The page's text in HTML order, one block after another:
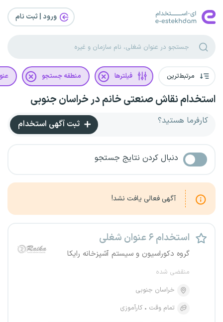
ورود | ثبت‌ نام
مرتبط‌ترین فیلترها منطقه جستجو
استخدام نقاش صنعتی خانم در خراسان جنوبی
کارفرما هستید؟ ثبت آگهی استخدام
دنبال کردن نتایج جستجو
آگهی فعالی یافت نشد!
استخدام ۶ عنوان شغلی
گروه دکوراسیون و سیستم آشپزخانه رایکا
منقضی شده
خراسان جنوبی
تمام وقت
کارآموزی